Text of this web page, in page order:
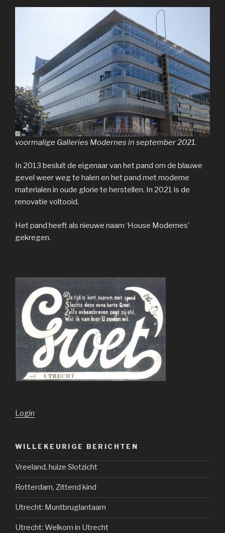
voormalige Galleries Modernes in september 2021.
In 2013 besluit de eigenaar van het pand om de blauwe
gevel weer weg te halen en het pand met moderne
materialen in oude glorie te herstellen. In 2021 is de
renovatie voltooid.
Het pand heeft als nieuwe naam ‘House Modernes’
gekregen.
Login
WILLEKEURIGE BERICHTEN
Vreeland, huize Slotzicht
Rotterdam, Zittend kind
Utrecht: Muntbruglantaarn
Utrecht: Welkom in Utrecht